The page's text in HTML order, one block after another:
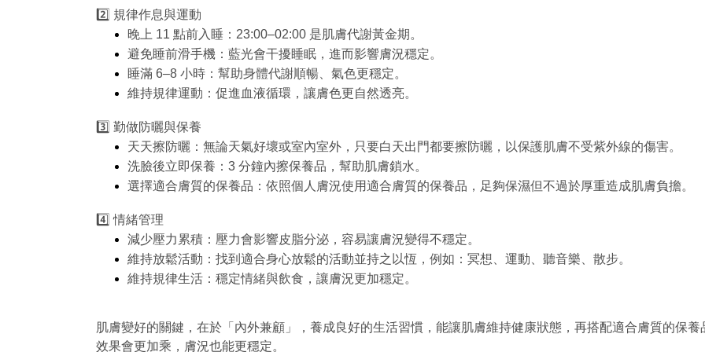
2️⃣ 規律作息與運動
晚上 11 點前入睡：23:00–02:00 是肌膚代謝黃金期。
避免睡前滑手機：藍光會干擾睡眠，進而影響膚況穩定。
睡滿 6–8 小時：幫助身體代謝順暢、氣色更穩定。
維持規律運動：促進血液循環，讓膚色更自然透亮。
3️⃣ 勤做防曬與保養
天天擦防曬：無論天氣好壞或室內室外，只要白天出門都要擦防曬，以保護肌膚不受紫外線的傷害。
洗臉後立即保養：3 分鐘內擦保養品，幫助肌膚鎖水。
選擇適合膚質的保養品：依照個人膚況使用適合膚質的保養品，足夠保濕但不過於厚重造成肌膚負擔。
4️⃣ 情緒管理
減少壓力累積：壓力會影響皮脂分泌，容易讓膚況變得不穩定。
維持放鬆活動：找到適合身心放鬆的活動並持之以恆，例如：冥想、運動、聽音樂、散步。
維持規律生活：穩定情緒與飲食，讓膚況更加穩定。
肌膚變好的關鍵，在於「內外兼顧」，養成良好的生活習慣，能讓肌膚維持健康狀態，再搭配適合膚質的保養
效果會更加乘，膚況也能更穩定。